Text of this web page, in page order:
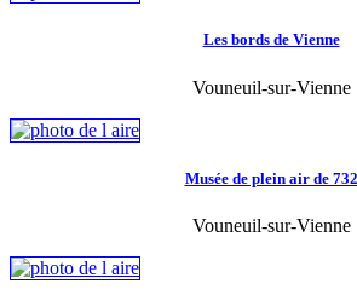
Les bords de Vienne
Vouneuil-sur-Vienne
Musée de plein air de 732
Vouneuil-sur-Vienne